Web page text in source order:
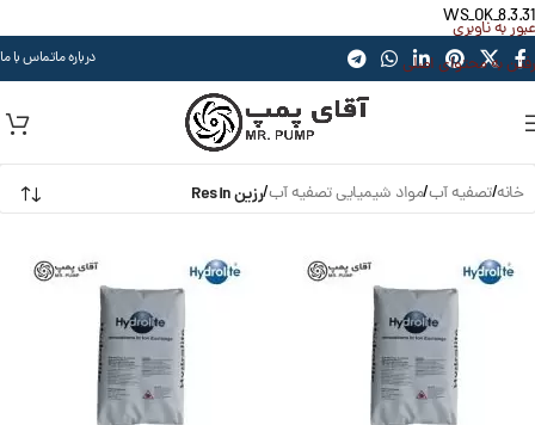
WS_OK_8.3.31
عبور به ناوبری
رفتن به محتوای اصلی
درباره ماتماس با ما
خانه/تصفیه آب/مواد شیمیایی تصفیه آب/رزین Resin